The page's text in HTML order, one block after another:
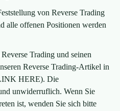
von Reverse Trading
alle offenen Positionen werden
Trading und seinen
Reverse Trading-Artikel in
HERE). Die
unwiderruflich. Wenn Sie
ist, wenden Sie sich bitte